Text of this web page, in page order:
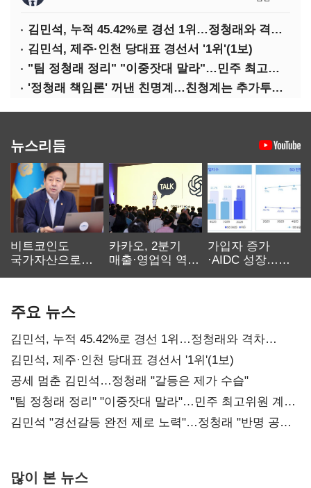
김민석, 누적 45.42%로 경선 1위…정청래와 격차 0.86%p(2보)
김민석, 제주·인천 당대표 경선서 '1위'(1보)
"팀 정청래 정리" "이중잣대 말라"…민주 최고위원 계파 다툼 격화
'정청래 책임론' 꺼낸 친명계…친청계는 추가투표 때리기
뉴스리듬
비트코인도
국가자산으로…'
카카오, 2분기
매출·영업익 역대
가입자 증가
·AIDC 성장…
주요 뉴스
김민석, 누적 45.42%로 경선 1위…정청래와 격차
0.86%p(2보)
김민석, 제주·인천 당대표 경선서 '1위'(1보)
공세 멈춘 김민석…정청래 "갈등은 제가 수습"
"팀 정청래 정리" "이중잣대 말라"…민주 최고위원 계파
다툼 격화
김민석 "경선갈등 완전 제로 노력"…정청래 "반명 공세
많이 본 뉴스